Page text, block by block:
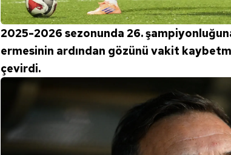
2025-2026 sezonunda 26.
ermesinin ardından gözünü vakit
çevirdi.